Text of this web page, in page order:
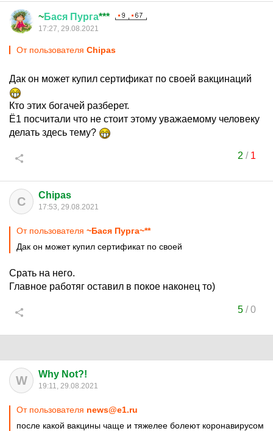
~Бася Пурга***
17:27, 29.08.2021
От пользователя Chipas
Дак он может купил сертификат по своей вакцинаций
Кто этих богачей разберет.
Ё1 посчитали что не стоит этому уважаемому человеку
делать здесь тему?
2 / 1
C Chipas
17:53, 29.08.2021
От пользователя ~Бася Пурга~**
Дак он может купил сертификат по своей
Срать на него.
Главное работяг оставил в покое наконец то)
5/0
W Why Not?!
19:11, 29.08.2021
От пользователя news@e1.ru
после какой вакцины чаще и тяжелее болеют коронавирусом